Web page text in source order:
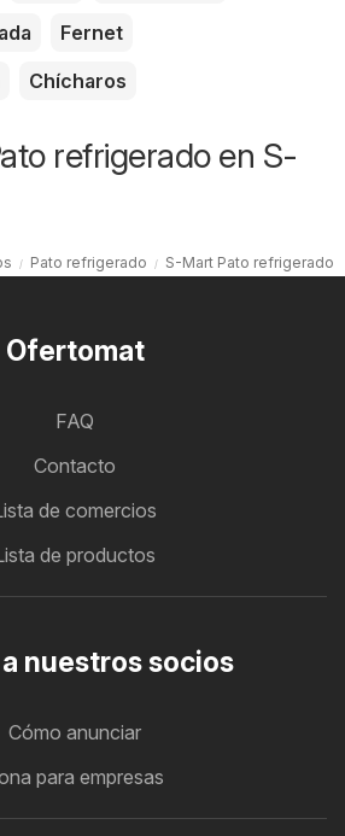
Fernet
Chícharos
refrigerado en S-
Pato refrigerado S-Mart Pato refrigerado
Ofertomat
FAQ
Contacto
de comercios
de productos
nuestros socios
Cómo anunciar
para empresas